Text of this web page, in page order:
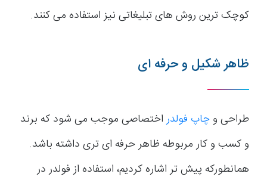
کوچک ترین روش های تبلیغاتی نیز استفاده می کنند.
ظاهر شکیل و حرفه ای
طراحی و چاپ فولدر اختصاصی موجب می شود که برند
و کسب و کار مربوطه ظاهر حرفه ای تری داشته باشد.
همانطورکه پیش تر اشاره کردیم، استفاده از فولدر در